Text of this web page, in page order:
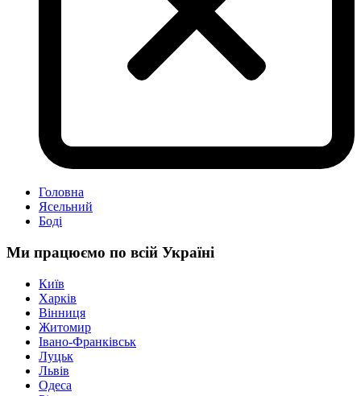
Головна
Ясельний
Боді
Ми працюємо по всій Україні
Київ
Харків
Вінниця
Житомир
Івано-Франківськ
Луцьк
Львів
Одеса